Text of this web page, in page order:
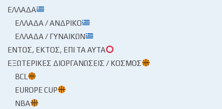
ΕΛΛΆΔΑ
ΕΛΛΆΔΑ / ΑΝΔΡΙΚΌ
ΕΛΛΆΔΑ / ΓΥΝΑΙΚΏΝ
ΕΝΤΌΣ, ΕΚΤΌΣ, ΕΠΊ ΤΑ ΑΥΤΆ
ΕΞΩΤΕΡΙΚΈΣ ΔΙΟΡΓΑΝΏΣΕΙΣ / ΚΌΣΜΟΣ
BCL
EUROPE CUP
NBA